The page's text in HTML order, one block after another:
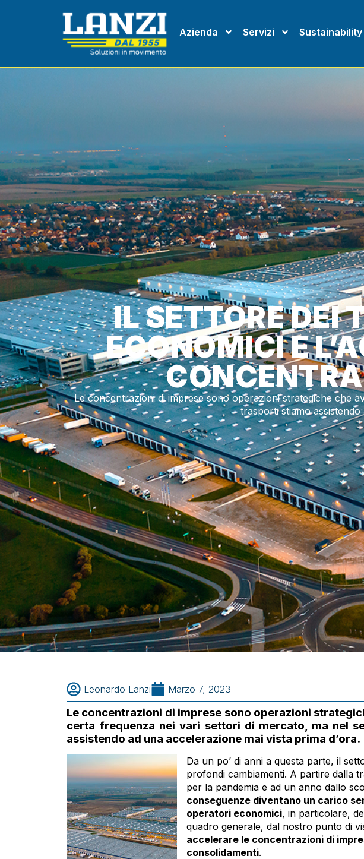
Azienda Servizi Sustainability
IL SETTORE DEI
ECONOMICI E
Le concentrazioni di imprese sono operazioni strategiche che
trasporti stiamo assistendo
Leonardo Lanzi Marzo 7, 2023
Le concentrazioni di imprese sono operazioni
certa frequenza nei vari settori di mercato, ma nel
assistendo ad una accelerazione mai vista prima d’ora.
Da un po’ di anni a questa parte, il
profondi cambiamenti. A partire dalla
per la pandemia e ad un anno dallo
conseguenze diventano un carico
operatori economici, in particolare,
quadro generale, dal nostro punto di
accelerare le concentrazioni di
consolidamenti.